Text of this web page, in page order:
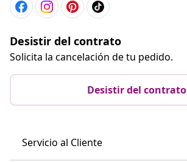
Desistir del contrato
Solicita la cancelación de tu pedido.
Desistir del contrato
Servicio al Cliente